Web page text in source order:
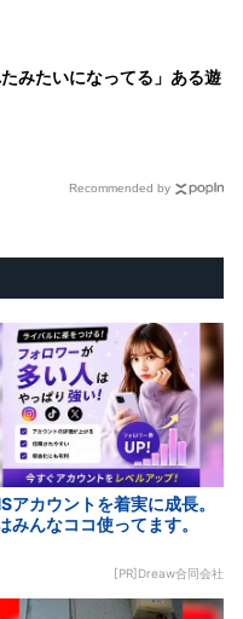
たみたいになってる」ある遊
Recommended by
アカウントを着実に成長。
みんなココ使ってます。
[PR]Dreaw合同会社